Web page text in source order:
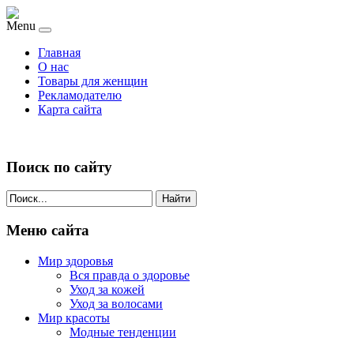
Menu
Главная
О нас
Товары для женщин
Рекламодателю
Карта сайта
Поиск по сайту
Найти
Меню сайта
Мир здоровья
Вся правда о здоровье
Уход за кожей
Уход за волосами
Мир красоты
Модные тенденции